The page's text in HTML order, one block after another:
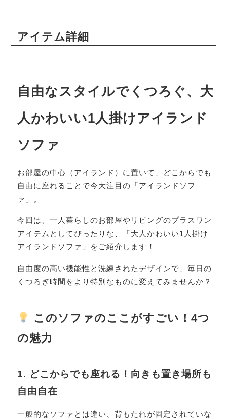
アイテム詳細
自由なスタイルでくつろぐ、大
人かわいい1人掛けアイランド
ソファ
お部屋の中心（アイランド）に置いて、どこからでも
自由に座れることで今大注目の「アイランドソフ
ァ」。
今回は、一人暮らしのお部屋やリビングのプラスワン
アイテムとしてぴったりな、「大人かわいい1人掛け
アイランドソファ」をご紹介します！
自由度の高い機能性と洗練されたデザインで、毎日の
くつろぎ時間をより特別なものに変えてみませんか？
このソファのここがすごい！4つ
の魅力
1. どこからでも座れる！向きも置き場所も
自由自在
一般的なソファとは違い、背もたれが固定されていな